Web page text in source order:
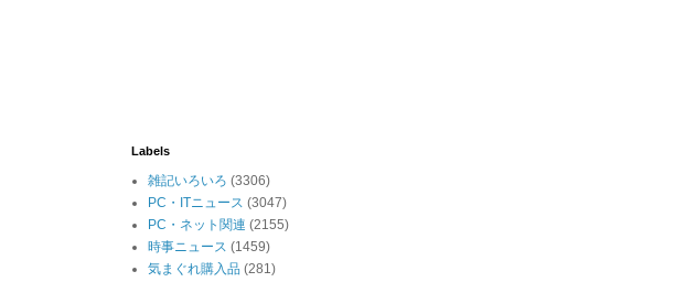
Labels
雑記いろいろ (3306)
PC・ITニュース (3047)
PC・ネット関連 (2155)
時事ニュース (1459)
気まぐれ購入品 (281)